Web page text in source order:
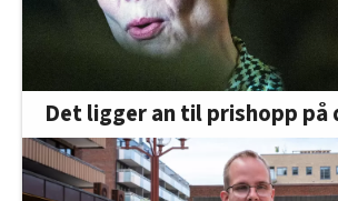
Det ligger an til prishopp